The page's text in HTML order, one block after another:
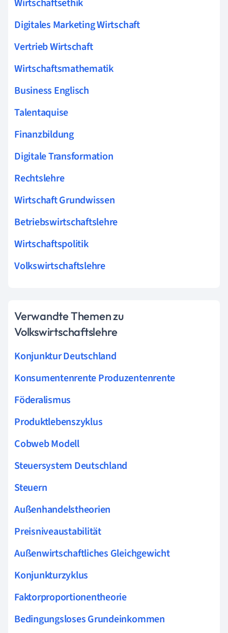
Wirtschaftsethik
Digitales Marketing Wirtschaft
Vertrieb Wirtschaft
Wirtschaftsmathematik
Business Englisch
Talentaquise
Finanzbildung
Digitale Transformation
Rechtslehre
Wirtschaft Grundwissen
Betriebswirtschaftslehre
Wirtschaftspolitik
Volkswirtschaftslehre
Verwandte Themen zu
Volkswirtschaftslehre
Konjunktur Deutschland
Konsumentenrente Produzentenrente
Föderalismus
Produktlebenszyklus
Cobweb Modell
Steuersystem Deutschland
Steuern
Außenhandelstheorien
Preisniveaustabilität
Außenwirtschaftliches Gleichgewicht
Konjunkturzyklus
Faktorproportionentheorie
Bedingungsloses Grundeinkommen